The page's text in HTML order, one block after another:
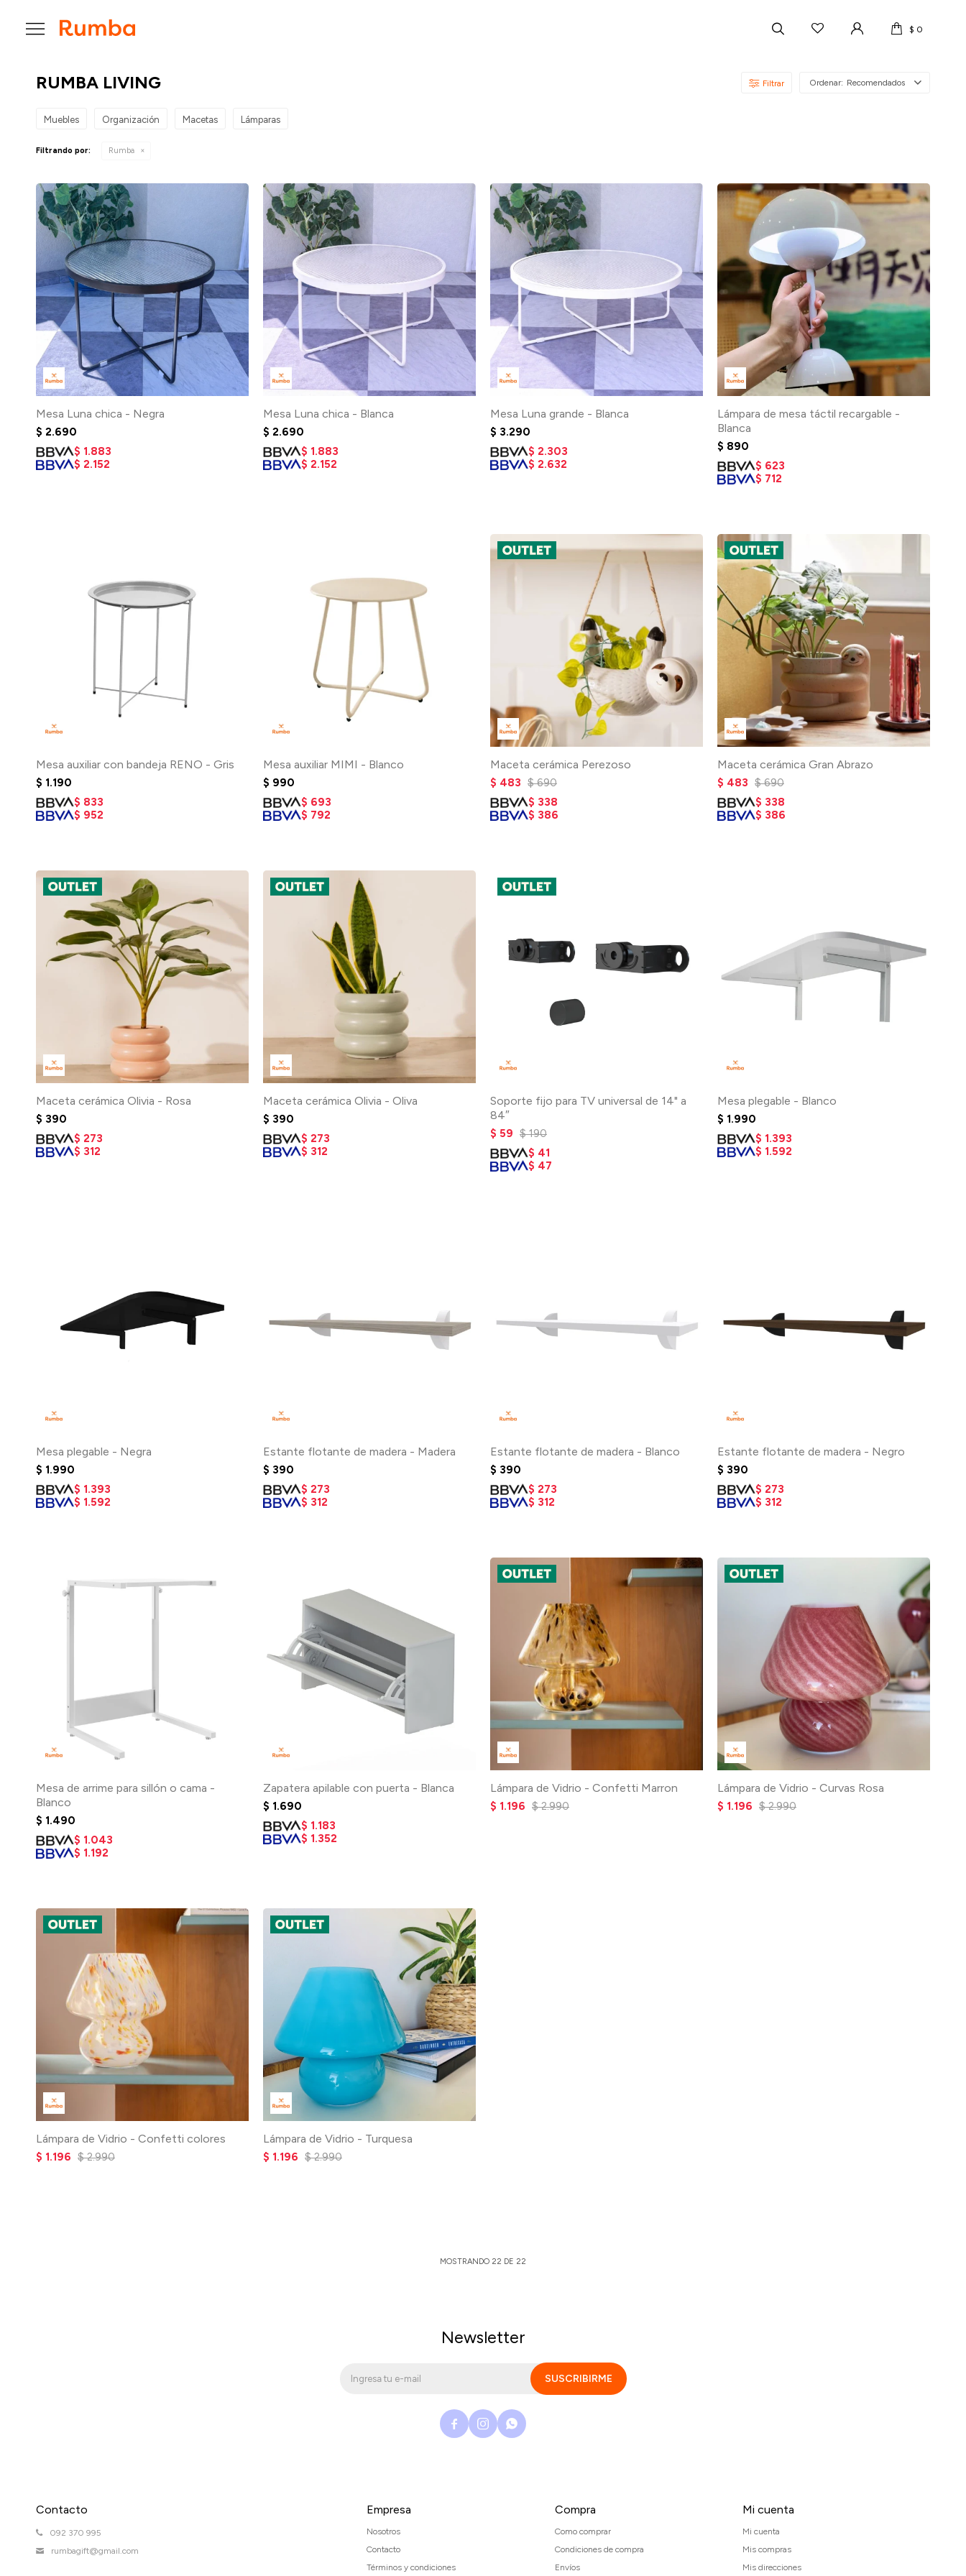
$ 0

RUMBA LIVING Recomendados
Muebles Organización Macetas Lámparas
Filtrando por: Rumba
Mesa Luna chica - Negra
$ 2.690
$ 1.883
$ 2.152
Mesa Luna chica - Blanca
$ 2.690
$ 1.883
$ 2.152
Mesa Luna grande - Blanca
$ 3.290
$ 2.303
$ 2.632
Lámpara de mesa táctil recargable -
Blanca
$ 890
$ 623
$ 712
Mesa auxiliar con bandeja RENO - Gris
$ 1.190
$ 833
$ 952
Mesa auxiliar MIMI - Blanco
$ 990
$ 693
$ 792
Maceta cerámica Perezoso
$ 483 $ 690
$ 338
$ 386
Maceta cerámica Gran Abrazo
$ 483 $ 690
$ 338
$ 386
Maceta cerámica Olivia - Rosa
$ 390
$ 273
$ 312
Maceta cerámica Olivia - Oliva
$ 390
$ 273
$ 312
Soporte fijo para TV universal de 14" a
84″
$ 59 $ 190
$ 41
$ 47
Mesa plegable - Blanco
$ 1.990
$ 1.393
$ 1.592
Mesa plegable - Negra
$ 1.990
$ 1.393
$ 1.592
Estante flotante de madera - Madera
$ 390
$ 273
$ 312
Estante flotante de madera - Blanco
$ 390
$ 273
$ 312
Estante flotante de madera - Negro
$ 390
$ 273
$ 312
Mesa de arrime para sillón o cama -
Blanco
$ 1.490
$ 1.043
$ 1.192
Zapatera apilable con puerta - Blanca
$ 1.690
$ 1.183
$ 1.352
Lámpara de Vidrio - Confetti Marron
$ 1.196 $ 2.990
Lámpara de Vidrio - Curvas Rosa
$ 1.196 $ 2.990
Lámpara de Vidrio - Confetti colores
$ 1.196 $ 2.990
Lámpara de Vidrio - Turquesa
$ 1.196 $ 2.990
MOSTRANDO 22 DE 22
Contacto
092 370 995
rumbagift@gmail.com
Empresa
Nosotros
Contacto
Términos y condiciones
Compra
Como comprar
Condiciones de compra
Envíos
Mi cuenta
Mi cuenta
Mis compras
Mis direcciones
Newsletter
SUSCRIBIRME
  